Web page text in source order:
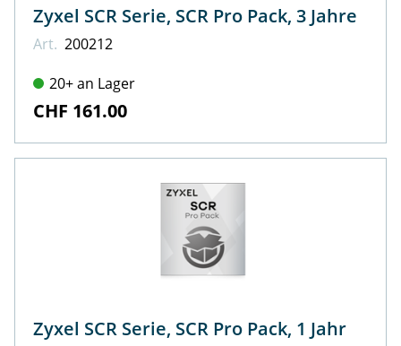
Zyxel SCR Serie, SCR Pro Pack, 3 Jahre
Art. 200212
20+ an Lager
CHF 161.00
Zyxel SCR Serie, SCR Pro Pack, 1 Jahr